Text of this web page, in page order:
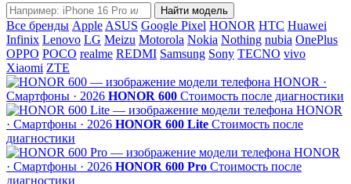
Название
модели
Найти модель
Все бренды Apple ASUS Google Pixel HONOR HTC Huawei
Infinix Lenovo LG Meizu Motorola Nokia Nothing nubia OnePlus
OPPO POCO realme REDMI Samsung Sony TECNO vivo
Xiaomi ZTE
HONOR ·
Смартфоны · 2026 HONOR 600 Стоимость после диагностики
HONOR
· Смартфоны · 2026 HONOR 600 Lite Стоимость после
диагностики
HONOR
· Смартфоны · 2026 HONOR 600 Pro Стоимость после
диагностики